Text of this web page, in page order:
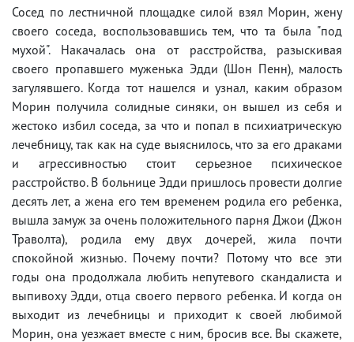
Сосед по лестничной площадке силой взял Морин, жену
своего соседа, воспользовавшись тем, что та была "под
мухой". Накачалась она от расстройства, разыскивая
своего пропавшего муженька Эдди (Шон Пенн), малость
загулявшего. Когда тот нашелся и узнал, каким образом
Морин получила солидные синяки, он вышел из себя и
жестоко избил соседа, за что и попал в психиатрическую
лечебницу, так как на суде выяснилось, что за его драками
и агрессивностью стоит серьезное психическое
расстройство. В больнице Эдди пришлось провести долгие
десять лет, а жена его тем временем родила его ребенка,
вышла замуж за очень положительного парня Джои (Джон
Траволта), родила ему двух дочерей, жила почти
спокойной жизнью. Почему почти? Потому что все эти
годы она продолжала любить непутевого скандалиста и
выпивоху Эдди, отца своего первого ребенка. И когда он
выходит из лечебницы и приходит к своей любимой
Морин, она уезжает вместе с ним, бросив все. Вы скажете,